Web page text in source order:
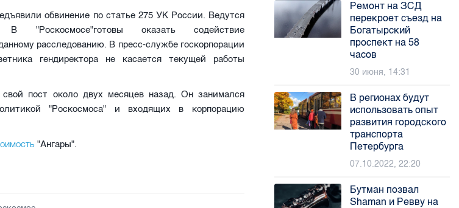
обвинение по статье 275 УК России. Ведутся
В "Роскосмосе"готовы оказать содействие
расследованию. В пресс-службе госкорпорации
гендиректора не касается текущей работы
пост около двух месяцев назад. Он занимался
"Роскосмоса" и входящих в корпорацию
"Ангары".
Ремонт на ЗСД
перекроет съезд на
Богатырский
проспект на 58
часов
30 июня, 14:31
В регионах будут
использовать опыт
развития городского
транспорта
Петербурга
07.10.2022, 22:20
Бутман позвал
Shaman и Ревву на